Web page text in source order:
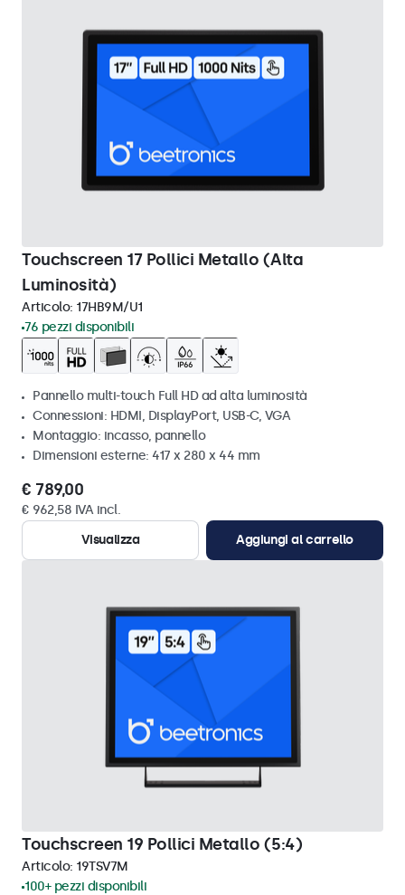
Touchscreen 17 Pollici Metallo (Alta
Luminosità)
Articolo: 17HB9M/U1
76 pezzi disponibili
Pannello multi-touch Full HD ad alta luminosità
Connessioni: HDMI, DisplayPort, USB-C, VGA
Montaggio: incasso, pannello
Dimensioni esterne: 417 x 280 x 44 mm
€ 789,00
€ 962,58 IVA incl.
Visualizza
Aggiungi al carrello
Touchscreen 19 Pollici Metallo (5:4)
Articolo: 19TSV7M
100+ pezzi disponibili